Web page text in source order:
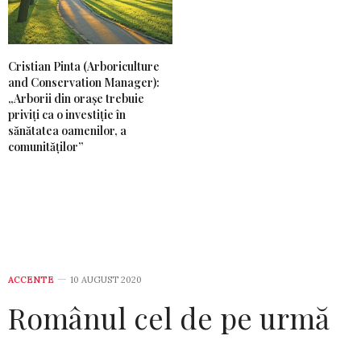
Cristian Pinta (Arboriculture
and Conservation Manager):
„Arborii din orașe trebuie
priviți ca o investiție în
sănătatea oamenilor, a
comunităților”
ACCENTE 10 AUGUST 2020
Românul cel de pe urmă